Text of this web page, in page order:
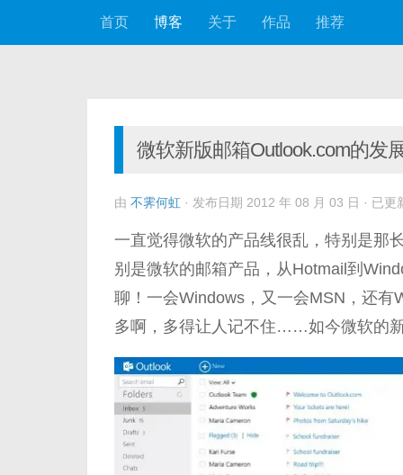
首页 博客 关于 作品 推荐
微软新版邮箱Outlook.com的发
由 不霁何虹 · 发布日期 2012 年 08 月 03 日 · 已更
一直觉得微软的产品线很乱，特别是那
别是微软的邮箱产品，从Hotmail到
聊！一会Windows，又一会MSN，还
多啊，多得让人记不住……如今微软的